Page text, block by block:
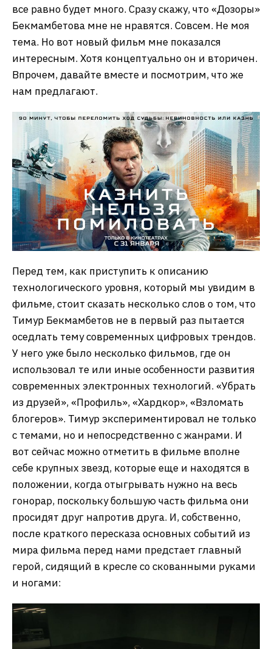
все равно будет много. Сразу скажу, что «Дозоры»
Бекмамбетова мне не нравятся. Совсем. Не моя
тема. Но вот новый фильм мне показался
интересным. Хотя концептуально он и вторичен.
Впрочем, давайте вместе и посмотрим, что же
нам предлагают.
Перед тем, как приступить к описанию
технологического уровня, который мы увидим в
фильме, стоит сказать несколько слов о том, что
Тимур Бекмамбетов не в первый раз пытается
оседлать тему современных цифровых трендов.
У него уже было несколько фильмов, где он
использовал те или иные особенности развития
современных электронных технологий. «Убрать
из друзей», «Профиль», «Хардкор», «Взломать
блогеров». Тимур экспериментировал не только
с темами, но и непосредственно с жанрами. И
вот сейчас можно отметить в фильме вполне
себе крупных звезд, которые еще и находятся в
положении, когда отыгрывать нужно на весь
гонорар, поскольку большую часть фильма они
просидят друг напротив друга. И, собственно,
после краткого пересказа основных событий из
мира фильма перед нами предстает главный
герой, сидящий в кресле со скованными руками
и ногами: